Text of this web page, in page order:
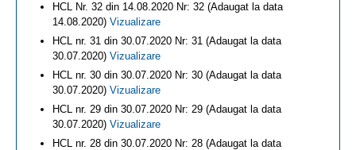
HCL Nr. 32 din 14.08.2020 Nr: 32 (Adaugat la data
14.08.2020) Vizualizare
HCL nr. 31 din 30.07.2020 Nr: 31 (Adaugat la data
30.07.2020) Vizualizare
HCL nr. 30 din 30.07.2020 Nr: 30 (Adaugat la data
30.07.2020) Vizualizare
HCL nr. 29 din 30.07.2020 Nr: 29 (Adaugat la data
30.07.2020) Vizualizare
HCL nr. 28 din 30.07.2020 Nr: 28 (Adaugat la data